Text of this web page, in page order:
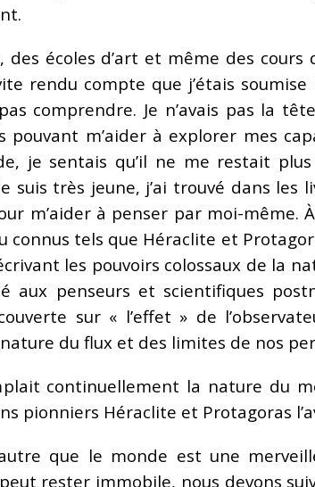
des écoles d’art et même des
rendu compte que j’étais soumise
comprendre. Je n’avais pas la
m’aider à explorer mes
je sentais qu’il ne me restait
suis très jeune, j’ai trouvé dans les
m’aider à penser par moi-même.
connus tels que Héraclite et
les pouvoirs colossaux de la
aux penseurs et scientifiques
sur « l’effet » de
du flux et des limites de nos
continuellement la nature du
pionniers Héraclite et Protagoras
que le monde est une
rester immobile, nous devons